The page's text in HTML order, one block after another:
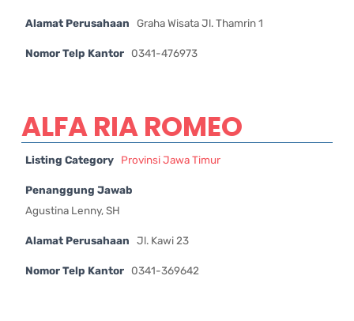
Alamat Perusahaan Graha Wisata Jl. Thamrin 1
Nomor Telp Kantor 0341-476973
ALFA RIA ROMEO
Listing Category Provinsi Jawa Timur
Penanggung Jawab
Agustina Lenny, SH
Alamat Perusahaan Jl. Kawi 23
Nomor Telp Kantor 0341-369642